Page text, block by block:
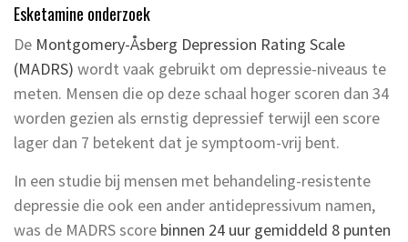
Esketamine onderzoek
De Montgomery-Åsberg Depression Rating Scale
(MADRS) wordt vaak gebruikt om depressie-niveaus te
meten. Mensen die op deze schaal hoger scoren dan 34
worden gezien als ernstig depressief terwijl een score
lager dan 7 betekent dat je symptoom-vrij bent.
In een studie bij mensen met behandeling-resistente
depressie die ook een ander antidepressivum namen,
was de MADRS score binnen 24 uur gemiddeld 8 punten